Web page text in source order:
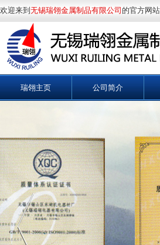
欢迎来到 无锡瑞翎金属制品有限公司 的官方网站
瑞翎主页 公司简介